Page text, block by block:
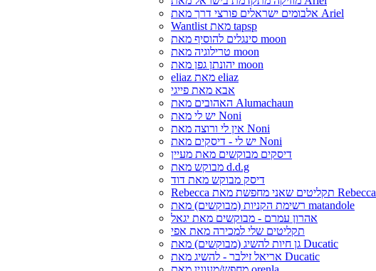
אלבומים ישראלים פורצי דרך מאת Ariel
Wantlist מאת tapsp
סינגלים להוסיף מאת moon
טרילוגיה מאת moon
יהונתן גפן מאת moon
eliaz מאת eliaz
אבא מאת פייגי
האהובים מאת Alumachaun
יש לי מאת Noni
אין לי ורוצה מאת Noni
יש לי - דיסקים מאת Noni
דיסקים מבוקשים מאת מעיין
מבוקש מאת d.d.g
דיסק מבוקש מאת דוד
Rebecca תקליטים שאני מחפשת מאת Rebecca
רשימת הקניות (מבוקשים) מאת matandole
אהרון עמרם - מבוקשים מאת יגאל
תקליטים שלי למכירה מאת אפי
גן חיות להשיג (מבוקשים) מאת Ducatic
אריאל זילבר - להשיג מאת Ducatic